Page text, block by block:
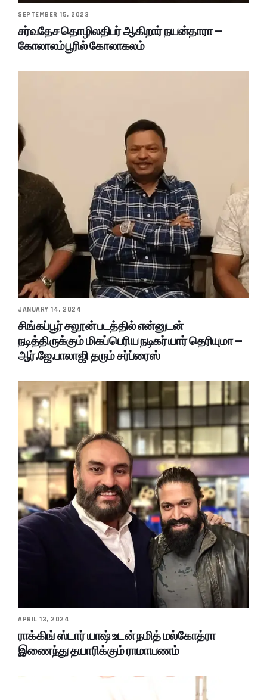
SEPTEMBER 15, 2023
சர்வதேச தொழிலதிபர் ஆகிறார் நயன்தாரா –
கோலாலம்பூரில் கோலாகலம்
JANUARY 14, 2024
சிங்கப்பூர் சலூன் படத்தில் என்னுடன்
நடித்திருக்கும் மிகப்பெரிய நடிகர் யார் தெரியுமா –
ஆர்.ஜே.பாலாஜி தரும் சர்ப்ரைஸ்
APRIL 13, 2024
ராக்கிங் ஸ்டார் யாஷ் உடன் நமித் மல்கோத்ரா
இணைந்து தயாரிக்கும் ராமாயணம்